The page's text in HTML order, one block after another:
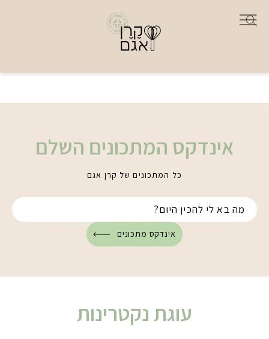
אינדקס המתכונים השלם
כל המתכונים של קרן אגם
אינדקס מתכונים
עוגת נקטרינות